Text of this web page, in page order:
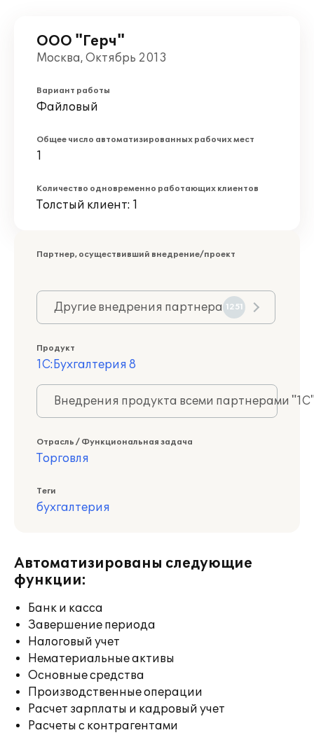
ООО "Герч"
Москва, Октябрь 2013
Вариант работы
Файловый
Общее число автоматизированных рабочих мест
1
Количество одновременно работающих клиентов
Толстый клиент: 1
Партнер, осуществивший внедрение/проект
Другие внедрения партнера 1251
Продукт
1С:Бухгалтерия 8
Внедрения продукта всеми партнерами
Отрасль / Функциональная задача
Торговля
Теги
бухгалтерия
Автоматизированы следующие
функции:
Банк и касса
Завершение периода
Налоговый учет
Нематериальные активы
Основные средства
Производственные операции
Расчет зарплаты и кадровый учет
Расчеты с контрагентами